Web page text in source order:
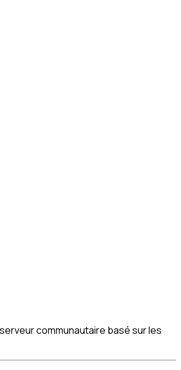
communautaire basé sur les